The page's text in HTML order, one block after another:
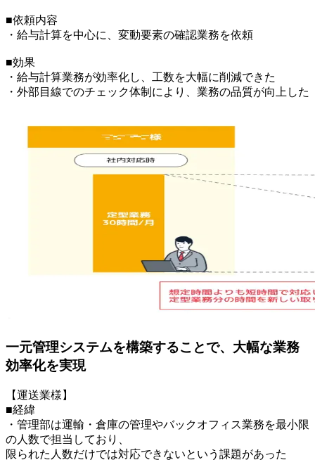
■依頼内容
・給与計算を中心に、変動要素の確認業務を依頼
■効果
・給与計算業務が効率化し、工数を大幅に削減できた
・外部目線でのチェック体制により、業務の品質が向上した
一元管理システムを構築することで、大幅な業務
効率化を実現
【運送業様】
■経緯
・管理部は運輸・倉庫の管理やバックオフィス業務を最小限
の人数で担当しており、
限られた人数だけでは対応できないという課題があった